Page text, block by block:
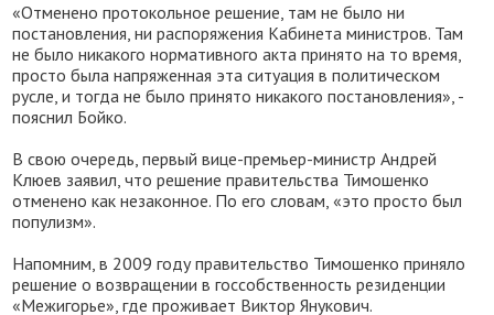
«Отменено протокольное решение, там не было ни
постановления, ни распоряжения Кабинета министров. Там
не было никакого нормативного акта принято на то время,
просто была напряженная эта ситуация в политическом
русле, и тогда не было принято никакого постановления», -
пояснил Бойко.
В свою очередь, первый вице-премьер-министр Андрей
Клюев заявил, что решение правительства Тимошенко
отменено как незаконное. По его словам, «это просто был
популизм».
Напомним, в 2009 году правительство Тимошенко приняло
решение о возвращении в госсобственность резиденции
«Межигорье», где проживает Виктор Янукович.